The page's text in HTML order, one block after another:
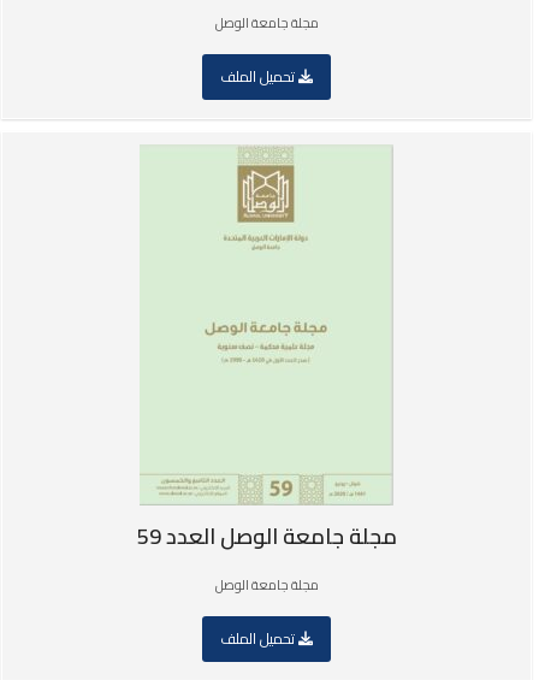
مجلة جامعة الوصل
تحميل الملف
مجلة جامعة الوصل العدد 59
مجلة جامعة الوصل
تحميل الملف